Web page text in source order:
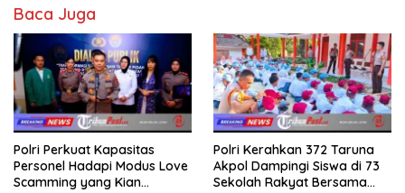
Baca Juga
Polri Perkuat Kapasitas
Personel Hadapi Modus Love
Scamming yang Kian
Polri Kerahkan 372 Taruna
Akpol Dampingi Siswa di 73
Sekolah Rakyat Bersama